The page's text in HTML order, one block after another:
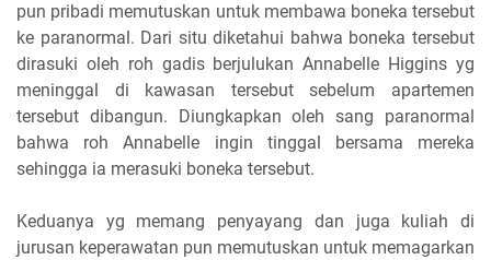
pun pribadi memutuskan untuk membawa boneka tersebut
ke paranormal. Dari situ diketahui bahwa boneka tersebut
dirasuki oleh roh gadis berjulukan Annabelle Higgins yg
meninggal di kawasan tersebut sebelum apartemen
tersebut dibangun. Diungkapkan oleh sang paranormal
bahwa roh Annabelle ingin tinggal bersama mereka
sehingga ia merasuki boneka tersebut.
Keduanya yg memang penyayang dan juga kuliah di
jurusan keperawatan pun memutuskan untuk memagarkan